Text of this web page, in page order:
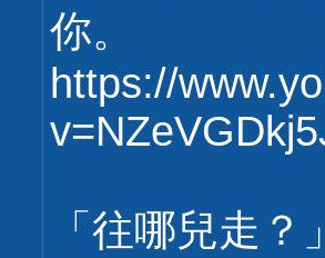
你。
https://
「往哪兒走？